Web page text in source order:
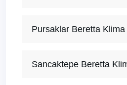
Pursaklar Beretta Klima
Sancaktepe Beretta